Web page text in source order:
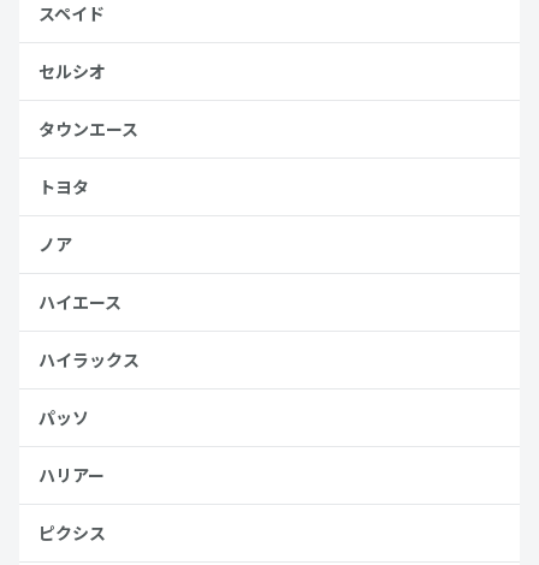
スペイド
セルシオ
タウンエース
トヨタ
ノア
ハイエース
ハイラックス
パッソ
ハリアー
ピクシス